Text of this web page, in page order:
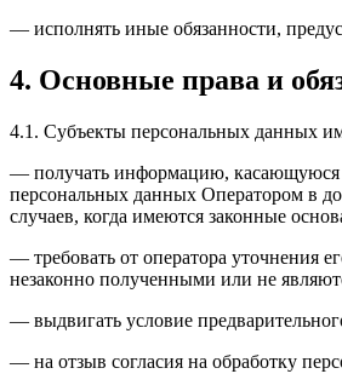
— исполнять иные обязанности,
4. Основные права и
4.1. Субъекты персональных данных
— получать информацию, касающуюся
персональных данных Оператором в
случаев, когда имеются законные
— требовать от оператора уточнения
незаконно полученными или не
— выдвигать условие
— на отзыв согласия на обработку